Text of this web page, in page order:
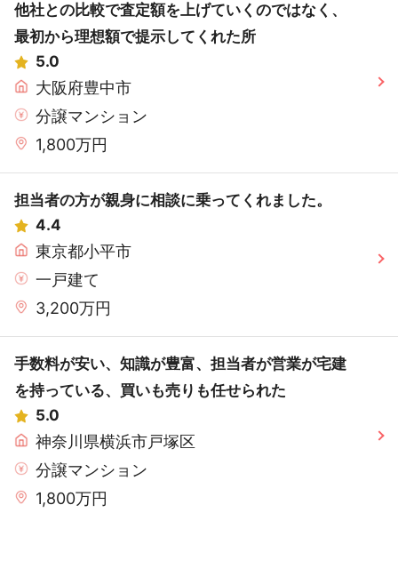
他社との比較で査定額を上げていくのではなく、
最初から理想額で提示してくれた所
5.0
大阪府豊中市
分譲マンション
1,800万円
担当者の方が親身に相談に乗ってくれました。
4.4
東京都小平市
一戸建て
3,200万円
手数料が安い、知識が豊富、担当者が営業が宅建
を持っている、買いも売りも任せられた
5.0
神奈川県横浜市戸塚区
分譲マンション
1,800万円